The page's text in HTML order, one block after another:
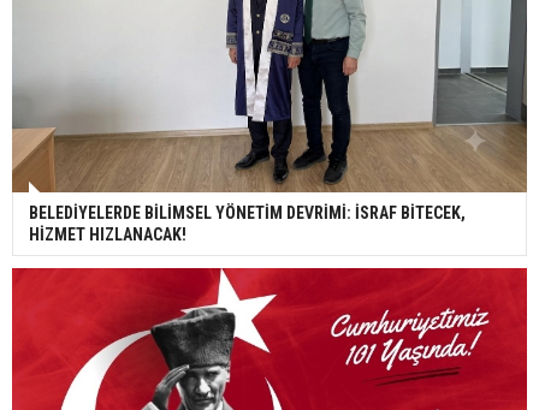
BELEDİYELERDE BİLİMSEL YÖNETİM DEVRİMİ: İSRAF BİTECEK,
HİZMET HIZLANACAK!